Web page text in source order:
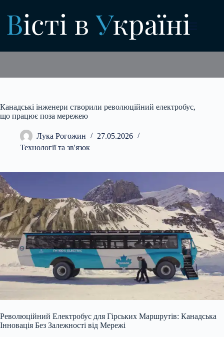
вмісту
Канадські інженери створили революційний електробус,
що працює поза мережею
Лука Рогожин
27.05.2026
Технології та зв'язок
Революційний Електробус для Гірських Маршрутів: Канадська
Інновація Без Залежності від Мережі